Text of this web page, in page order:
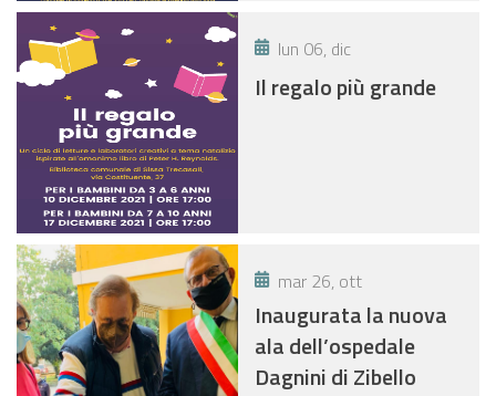
lun 06, dic
Il regalo più grande
mar 26, ott
Inaugurata la nuova
ala dell’ospedale
Dagnini di Zibello